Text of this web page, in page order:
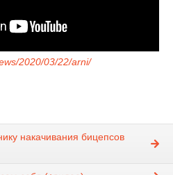
2020/03/22/arni/
накачивания бицепсов